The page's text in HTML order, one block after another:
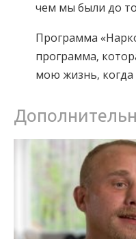
чем мы были до
Программа
программа,
мою жизнь, когда